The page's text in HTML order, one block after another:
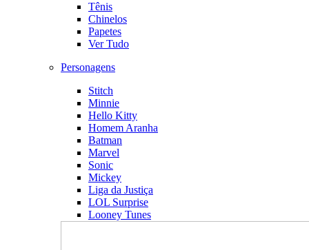
Tênis
Chinelos
Papetes
Ver Tudo
Personagens
Stitch
Minnie
Hello Kitty
Homem Aranha
Batman
Marvel
Sonic
Mickey
Liga da Justiça
LOL Surprise
Looney Tunes